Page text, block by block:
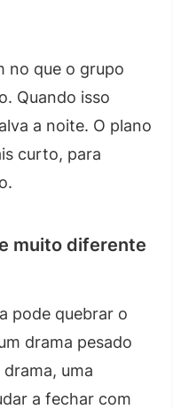
no que o grupo
Quando isso
a noite. O plano
curto, para
muito diferente
pode quebrar o
drama pesado
uma
a fechar com